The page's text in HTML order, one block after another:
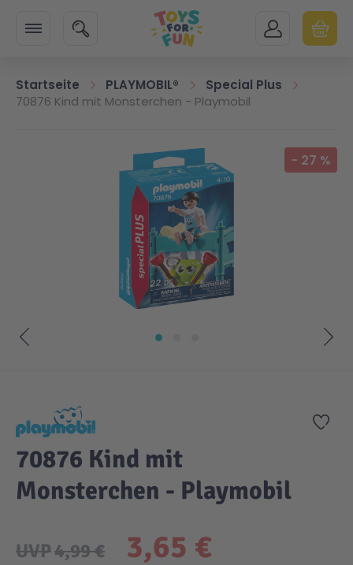
SUCHE MEIN KONTO
Startseite PLAYMOBIL®
Special Plus
70876 Kind mit Monsterchen - Playmobil
Zum Ende der Bildgalerie springen - 27 %
Zur
70876 Kind mit
Monsterchen - Playmobil
3,65 €
UVP4,99 €